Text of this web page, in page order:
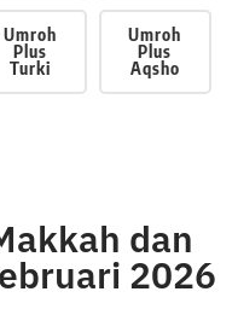
Umroh
Plus
Turki
Umroh
Plus
Aqsho
dan
2026